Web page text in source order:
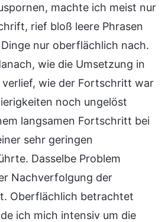
machte ich meist nur
rief bloß leere Phrasen
nur oberflächlich nach.
wie die Umsetzung in
wie der Fortschritt war
noch ungelöst
langsamen Fortschritt bei
sehr geringen
Dasselbe Problem
Nachverfolgung der
Oberflächlich betrachtet
ich mich intensiv um die